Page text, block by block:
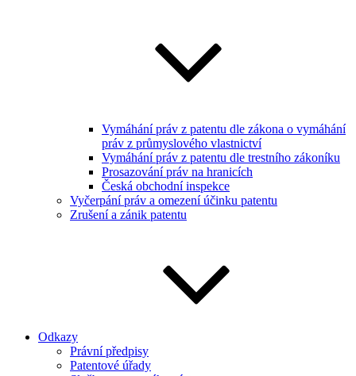
Vymáhání práv z patentu dle zákona o vymáhání
práv z průmyslového vlastnictví
Vymáhání práv z patentu dle trestního zákoníku
Prosazování práv na hranicích
Česká obchodní inspekce
Vyčerpání práv a omezení účinku patentu
Zrušení a zánik patentu
Odkazy
Právní předpisy
Patentové úřady